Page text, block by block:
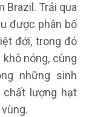
Brazil. Trải qua
được phân bố
đới, trong đó
nóng, cùng
những sinh
chất lượng hạt